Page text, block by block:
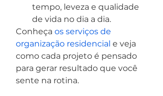
tempo, leveza e qualidade
de vida no dia a dia.
Conheça os serviços de
organização residencial e veja
como cada projeto é pensado
para gerar resultado que você
sente na rotina.